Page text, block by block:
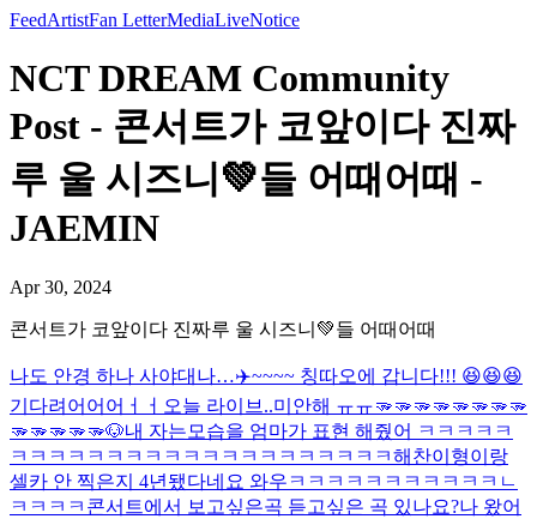
FeedArtistFan LetterMediaLiveNotice
NCT DREAM Community
Post - 콘서트가 코앞이다 진짜
루 울 시즈니💚들 어때어때 -
JAEMIN
Apr 30, 2024
콘서트가 코앞이다 진짜루 울 시즈니💚들 어때어때
나도 안경 하나 사야대나…✈️~~~~ 칭따오에 갑니다!!! 😆😆😆
기다려어어어ㅓㅓ 오늘 라이브..미안해 ㅠㅠ🫳🫳🫳🫳🫳🫳🫳🫳
🫳🫳🫳🫳🫳🐶내 자는모습을 엄마가 표현 해줬어 ㅋㅋㅋㅋㅋ
ㅋㅋㅋㅋㅋㅋㅋㅋㅋㅋㅋㅋㅋㅋㅋㅋㅋㅋㅋㅋ해찬이형이랑
셀카 안 찍은지 4년됐다네요 와우ㅋㅋㅋㅋㅋㅋㅋㅋㅋㅋㅋㄴ
ㅋㅋㅋㅋ 콘서트에서 보고싶은곡 듣고싶은 곡 있나요?나 왔어